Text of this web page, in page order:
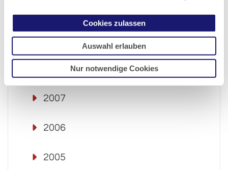
Cookies zulassen
Auswahl erlauben
Nur notwendige Cookies
2009
2007
2006
2005